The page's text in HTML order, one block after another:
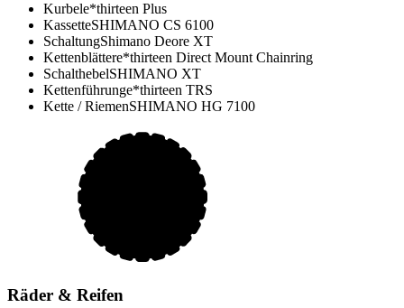
Kurbele*thirteen Plus
KassetteSHIMANO CS 6100
SchaltungShimano Deore XT
Kettenblättere*thirteen Direct Mount Chainring
SchalthebelSHIMANO XT
Kettenführunge*thirteen TRS
Kette / RiemenSHIMANO HG 7100
Räder & Reifen